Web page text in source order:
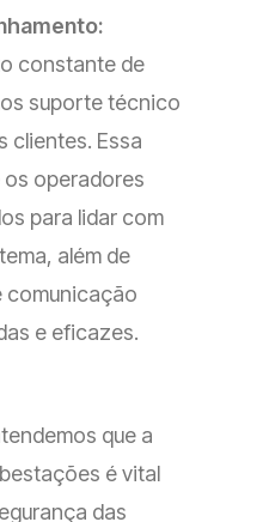
constante de
suporte técnico
clientes. Essa
os operadores
para lidar com
além de
comunicação
e eficazes.
que a
é vital
das